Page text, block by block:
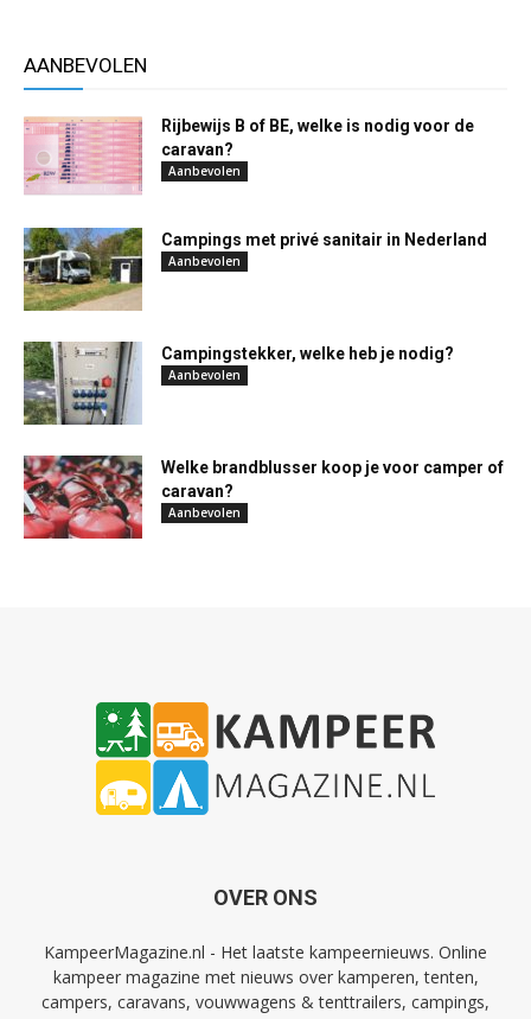
AANBEVOLEN
Rijbewijs B of BE, welke is nodig voor de
caravan?
Aanbevolen
Campings met privé sanitair in Nederland
Aanbevolen
Campingstekker, welke heb je nodig?
Aanbevolen
Welke brandblusser koop je voor camper of
caravan?
Aanbevolen
OVER ONS
KampeerMagazine.nl - Het laatste kampeernieuws. Online
kampeer magazine met nieuws over kamperen, tenten,
campers, caravans, vouwwagens & tenttrailers, campings,